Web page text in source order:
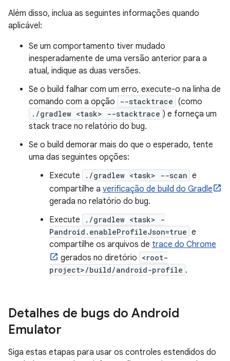
Além disso, inclua as seguintes informações quando
aplicável:
Se um comportamento tiver mudado
inesperadamente de uma versão anterior para a
atual, indique as duas versões.
Se o build falhar com um erro, execute-o na linha de
comando com a opção
--stacktrace (como
./gradlew <task> --stacktrace ) e forneça um
stack trace no relatório do bug.
Se o build demorar mais do que o esperado, tente
uma das seguintes opções:
Execute
./gradlew <task> --scan e
compartilhe a verificação de build do Gradle
gerada no relatório do bug.
Execute
./gradlew <task> -
Pandroid.enableProfileJson=true e
compartilhe os arquivos de trace do Chrome
gerados no diretório <root-
project>/build/android-profile .
Detalhes de bugs do Android
Emulator
Siga estas etapas para usar os controles estendidos do